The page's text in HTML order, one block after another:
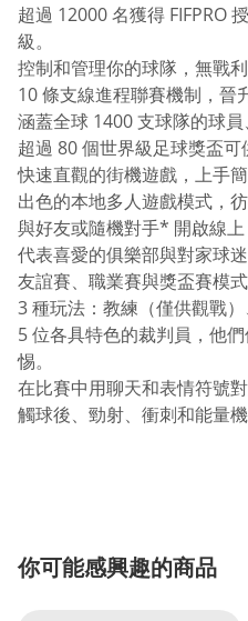
超過 12000 名獲得 FIFPRO
級。
控制和管理你的球隊，無戰
10 條支線進程聯賽機制，晉
涵蓋全球 1400 支球隊的球員
超過 80 個世界級足球獎盃可
快速直觀的街機遊戲，上手簡
出色的本地多人遊戲模式，
與好友或隨機對手* 開啟線上
代表喜愛的俱樂部與對家球迷
友誼賽、職業賽與獎盃賽模式
3 種玩法：教練（僅供觀戰）
5 位各具特色的裁判員，他
惕。
在比賽中用聊天和表情符號
觸球後、勁射、衝刺和能量機
你可能感興趣的商品